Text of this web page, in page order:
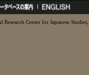
Center for Japanese